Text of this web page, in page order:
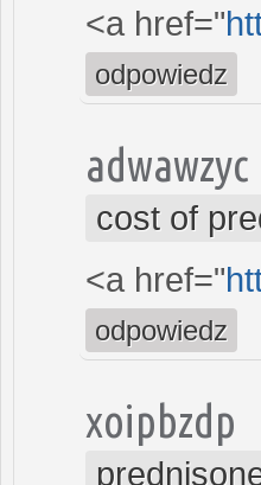
<a href="
odpowiedz
adwawzyc
cost of
<a href="
odpowiedz
xoipbzdp